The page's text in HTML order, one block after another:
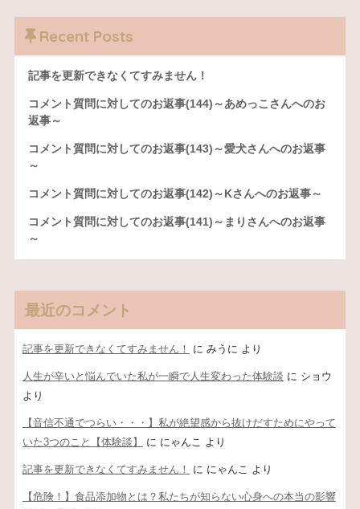
Recent Posts
記事を更新できなくてすみません！
コメント質問に対してのお返事(144)～あめっこさんへのお
返事～
コメント質問に対してのお返事(143)～愛犬さんへのお返事
～
コメント質問に対してのお返事(142)～Kさんへのお返事～
コメント質問に対してのお返事(141)～まりさんへのお返事
～
最近のコメント
記事を更新できなくてすみません！ に みうに より
人生が辛いと悩んでいた私が一瞬で人生変わった体験談 に ショウ
より
【音信不通でつらい・・・】私が絶望感から抜けだすためにやって
いた3つのこと【体験談】
に にゃんこ より
記事を更新できなくてすみません！ に にゃんこ より
【危険！】食品添加物とは？私たちが知らない心身への本当の影響